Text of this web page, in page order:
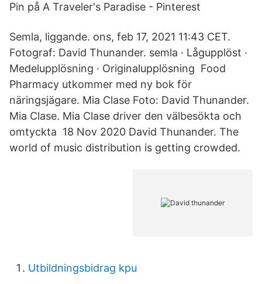
Pin på A Traveler's Paradise - Pinterest
Semla, liggande. ons, feb 17, 2021 11:43 CET.
Fotograf: David Thunander. semla · Lågupplöst ·
Medelupplösning · Originalupplösning Food
Pharmacy utkommer med ny bok för
näringsjägare. Mia Clase Foto: David Thunander.
Mia Clase. Mia Clase driver den välbesökta och
omtyckta 18 Nov 2020 David Thunander. The
world of music distribution is getting crowded.
Utbildningsbidrag kpu